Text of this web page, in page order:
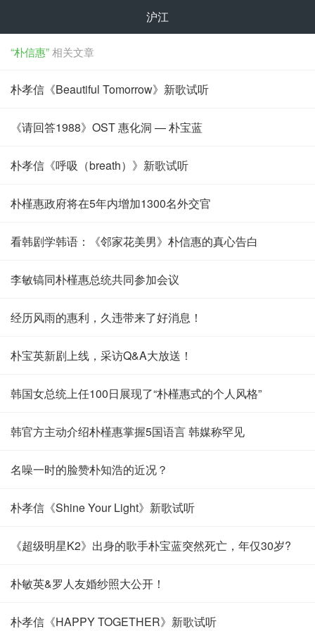
沪江
“朴信惠”相关文章
朴孝信《Beautiful Tomorrow》新歌试听
《请回答1988》OST 惠化洞 — 朴宝蓝
朴孝信《呼吸（breath）》新歌试听
朴槿惠政府将在5年内增加1300名外交官
看韩剧学韩语：《邻家花美男》朴信惠的真心告白
李敏镐同朴槿惠总统共同参加会议
经历风雨的惠利，久违带来了好消息！
朴宝英新剧上线，采访Q&A大放送！
韩国女总统上任100日展现了“朴槿惠式的个人风格”
韩官方主动介绍朴槿惠掌握5国语言 韩媒称罕见
名噪一时的脸赞朴知浩的近况？
朴孝信《Shine Your Light》新歌试听
《超级明星K2》出身的歌手朴宝蓝突然死亡，年仅30岁?
朴敏英&罗人友婚纱照大公开！
朴孝信《HAPPY TOGETHER》新歌试听